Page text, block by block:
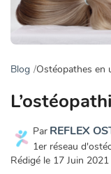
Blog Ostéopathes en
Par REFLEX
1er réseau
Rédigé le 17 Juin 2021